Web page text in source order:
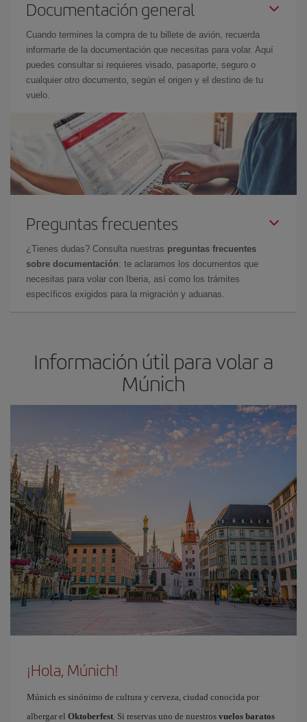
Documentación general
Cuando termines la compra de tu billete de avión, recuerda
informarte de la documentación que necesitas para volar. Aquí
puedes consultar si requieres visado, pasaporte, seguro o
cualquier otro documento, según el origen y el destino de tu
vuelo.
Preguntas frecuentes
¿Tienes dudas? Consulta nuestras preguntas frecuentes
sobre documentación: te aclaramos los documentos que
necesitas para volar con Iberia, así como los trámites
específicos exigidos para la migración y aduanas.
Información útil para volar a
Múnich
¡Hola, Múnich!
Múnich es sinónimo de cultura y cerveza, ciudad conocida por
albergar el Oktoberfest. Si reservas uno de nuestros vuelos baratos